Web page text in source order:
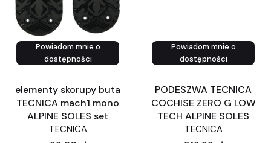
Powiadom mnie o
dostępności
elementy skorupy buta
TECNICA mach1 mono
ALPINE SOLES set
TECNICA
Powiadom mnie o
dostępności
PODESZWA TECNICA
COCHISE ZERO G LOW
TECH ALPINE SOLES
TECNICA